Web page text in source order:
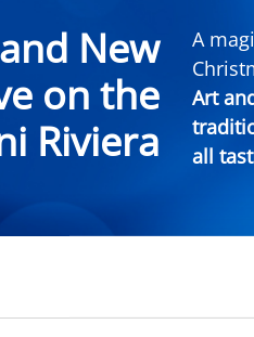
New
on the
Riviera
A
Art
all
Year Riviera Rimini Events